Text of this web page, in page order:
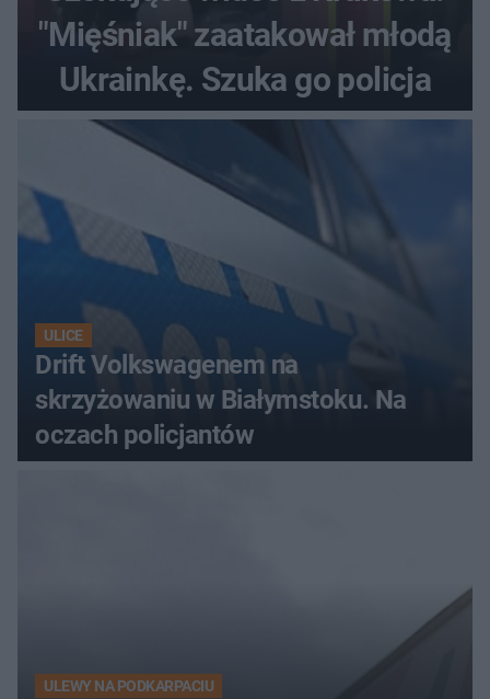
"Mięśniak" zaatakował młodą
Ukrainkę. Szuka go policja
ULICE
Drift Volkswagenem na
skrzyżowaniu w Białymstoku. Na
oczach policjantów
ULEWY NA PODKARPACIU